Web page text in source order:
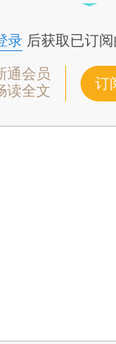
录后获取已订阅
通会员
读全文
订